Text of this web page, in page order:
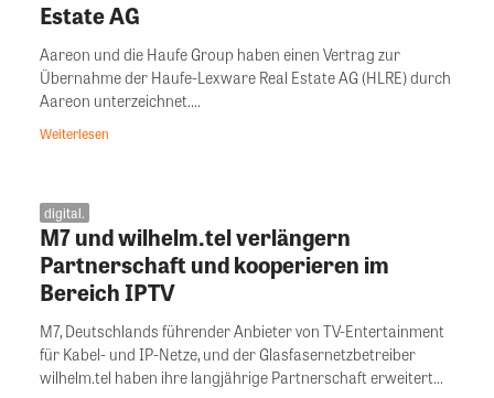
Estate AG
Aareon und die Haufe Group haben einen Vertrag zur
Übernahme der Haufe-Lexware Real Estate AG (HLRE) durch
Aareon unterzeichnet....
Weiterlesen
digital.
M7 und wilhelm.tel verlängern
Partnerschaft und kooperieren im
Bereich IPTV
M7, Deutschlands führender Anbieter von TV-Entertainment
für Kabel- und IP-Netze, und der Glasfasernetzbetreiber
wilhelm.tel haben ihre langjährige Partnerschaft erweitert...